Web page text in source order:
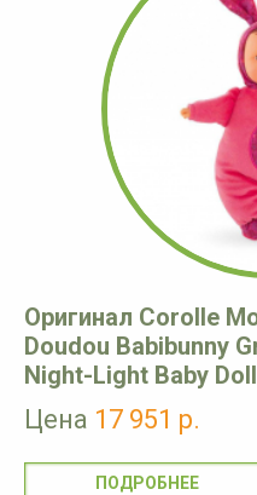
Оригинал Corolle
Doudou Babibunny
Night-Light Baby Doll
Цена 17 951 р.
ПОДРОБНЕЕ